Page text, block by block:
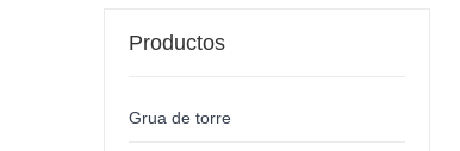
Productos
Grua de torre